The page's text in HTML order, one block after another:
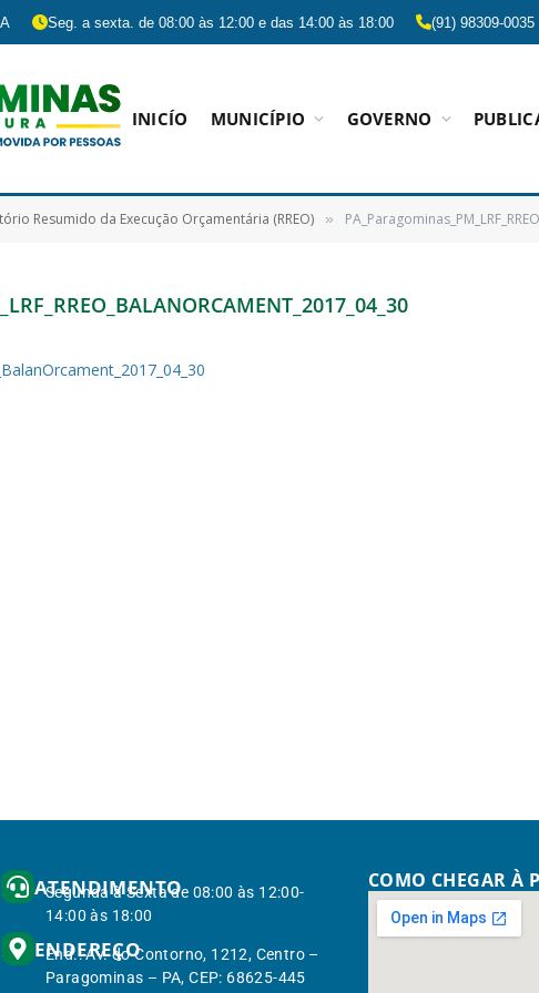
Seg. a sexta. de 08:00 às 12:00 e das 14:00 às 18:00 (91) 98309-0035
INICÍO MUNICÍPIO GOVERNO
Resumido da Execução Orçamentária (RREO) »
ATENDIMENTO
Segunda à Sexta de 08:00 às 12:00-
14:00 às 18:00
ENDEREÇO
End.: Av. do Contorno, 1212, Centro –
Paragominas – PA, CEP: 68625-445
COMO CHEGAR À